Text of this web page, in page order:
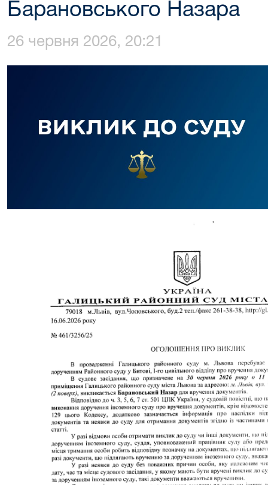
Барановського Назара
26 червня 2026, 20:21